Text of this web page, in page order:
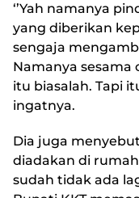
‘’Yah namanya
yang diberikan
sengaja
Namanya sesama
itu biasalah. Tapi
ingatnya.
Dia juga
diadakan di
sudah tidak ada